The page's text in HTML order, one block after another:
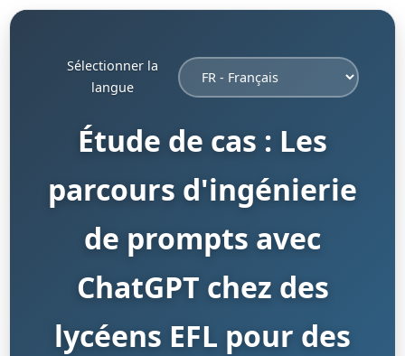
Sélectionner la
langue
Étude de cas : Les
parcours d'ingénierie
de prompts avec
ChatGPT chez des
lycéens EFL pour des